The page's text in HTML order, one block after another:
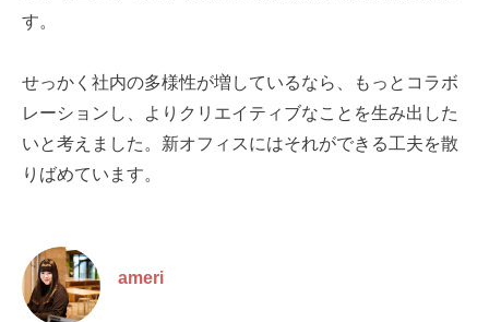
す。
せっかく社内の多様性が増しているなら、もっとコラボ
レーションし、よりクリエイティブなことを生み出した
いと考えました。新オフィスにはそれができる工夫を散
りばめています。
ameri